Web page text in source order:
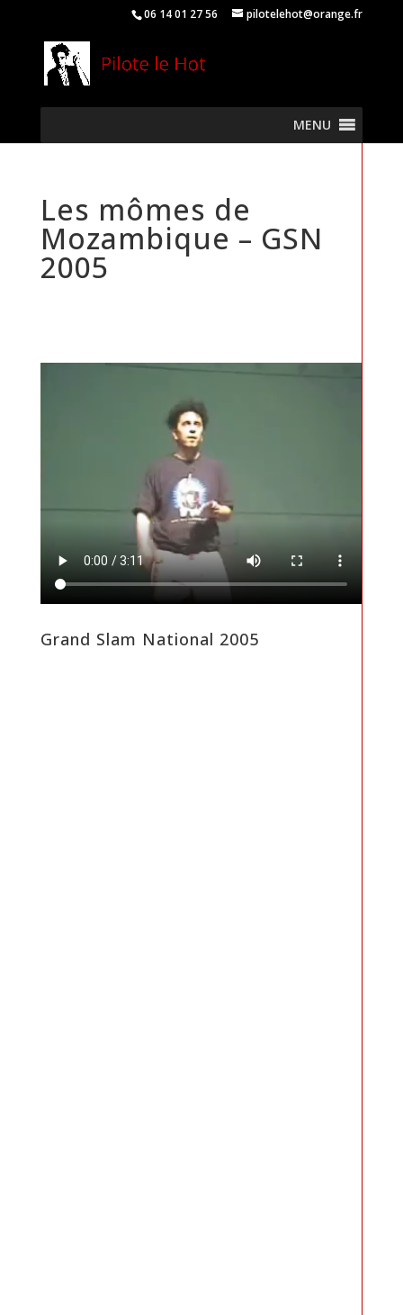
06 14 01 27 56 pilotelehot@orange.fr
MENU
Les mômes de
Mozambique – GSN
2005
Grand Slam National 2005